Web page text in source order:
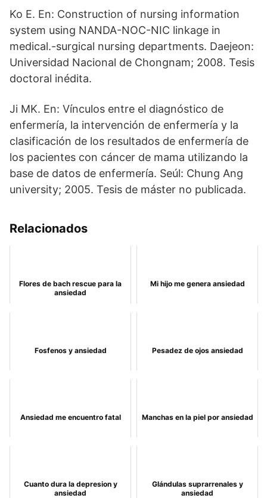
Ko E. En: Construction of nursing information
system using NANDA-NOC-NIC linkage in
medical.-surgical nursing departments. Daejeon:
Universidad Nacional de Chongnam; 2008. Tesis
doctoral inédita.
Ji MK. En: Vínculos entre el diagnóstico de
enfermería, la intervención de enfermería y la
clasificación de los resultados de enfermería de
los pacientes con cáncer de mama utilizando la
base de datos de enfermería. Seúl: Chung Ang
university; 2005. Tesis de máster no publicada.
Relacionados
Flores de bach rescue para la
ansiedad
Mi hijo me genera ansiedad
Fosfenos y ansiedad Pesadez de ojos ansiedad
Ansiedad me encuentro fatal Manchas en la piel por ansiedad
Cuanto dura la depresion y
ansiedad
Glándulas suprarrenales y
ansiedad